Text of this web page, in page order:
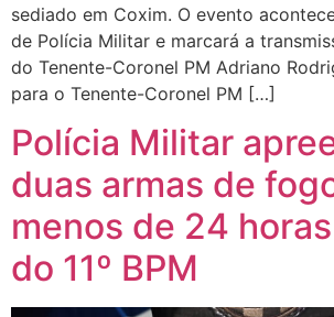
sediado em Coxim. O evento
de Polícia Militar e marcará a
do Tenente-Coronel PM Adriano
para o Tenente-Coronel PM […]
Polícia Militar
duas armas de
menos de 24
do 11º BPM